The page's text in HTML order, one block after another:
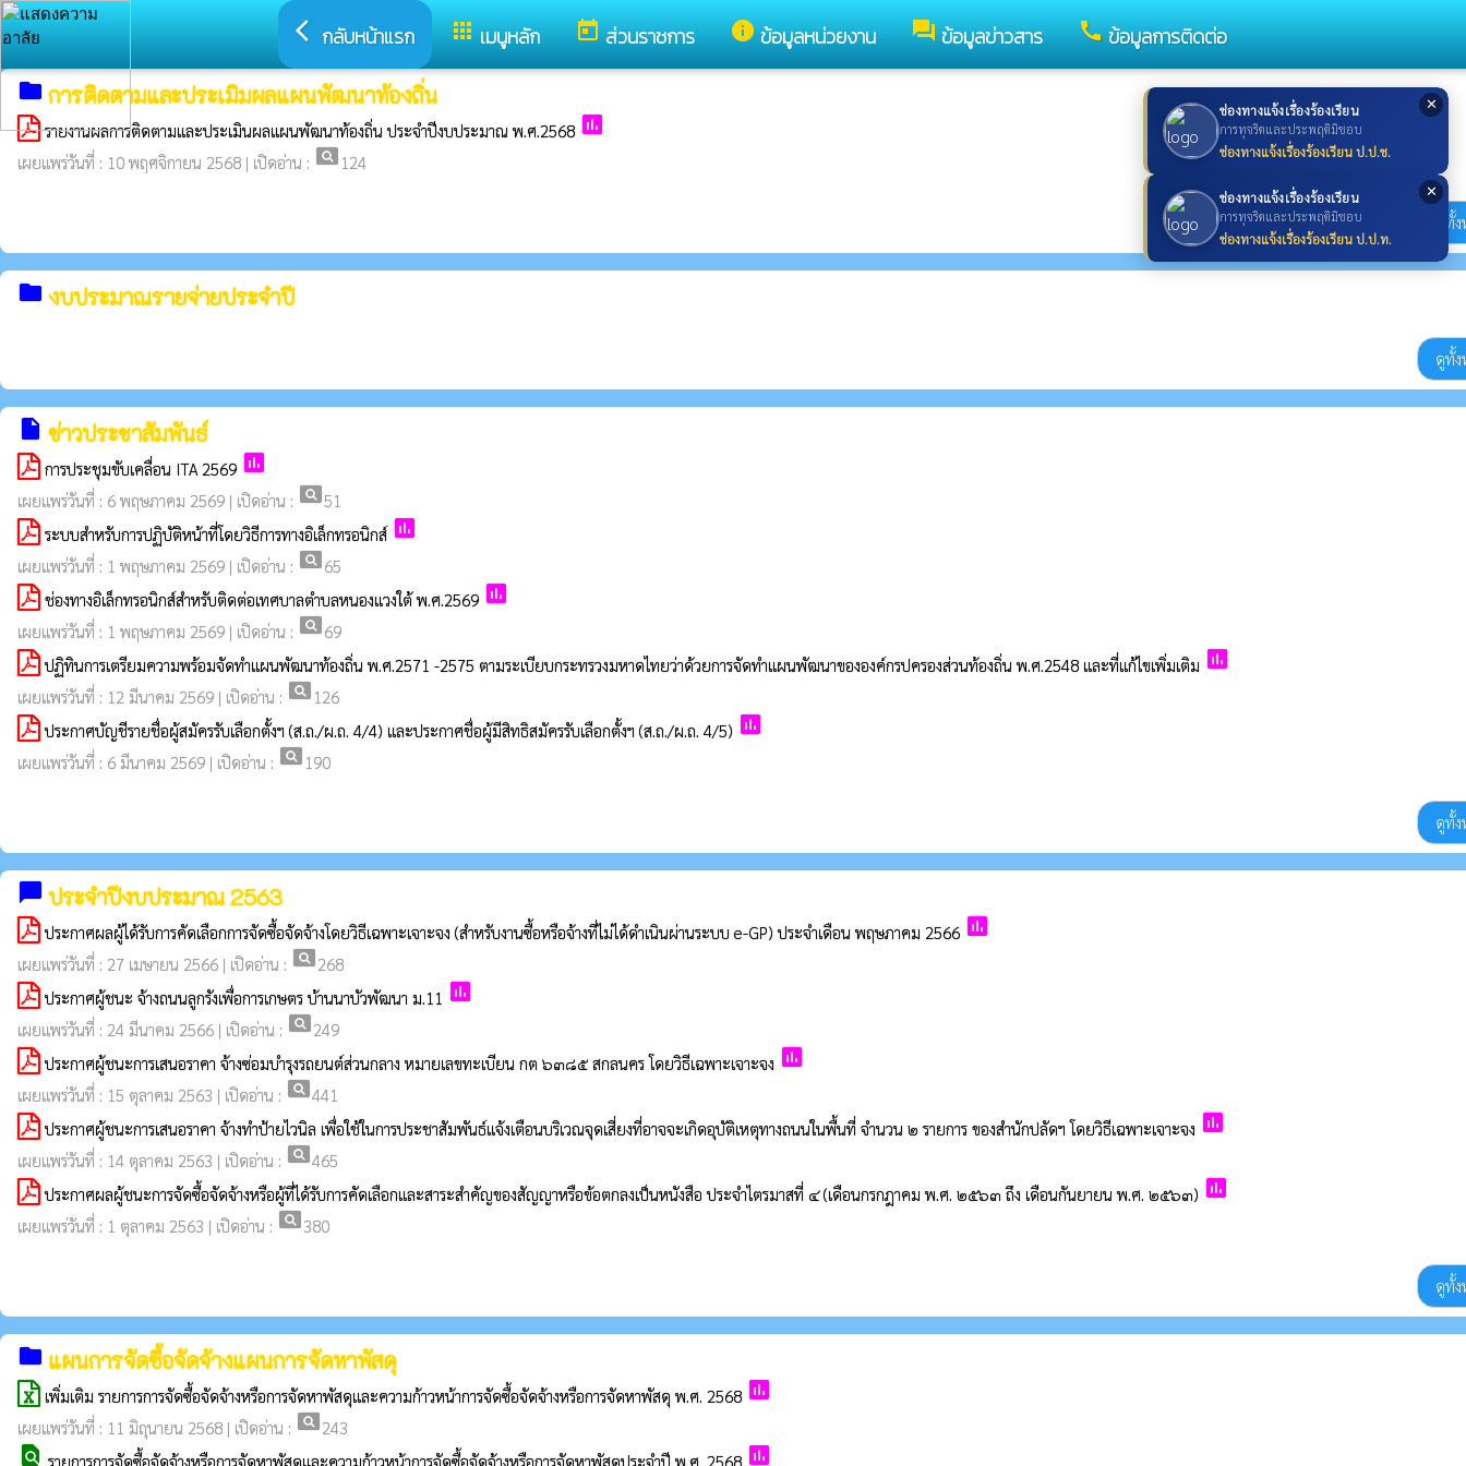
✕
ช่องทางแจ้งเรื่องร้องเรียน
การทุจริตและประพฤติมิชอบ
ช่องทางแจ้งเรื่องร้องเรียน ป.ป.ช.
✕
ช่องทางแจ้งเรื่องร้องเรียน
การทุจริตและประพฤติมิชอบ
ช่องทางแจ้งเรื่องร้องเรียน ป.ป.ท.
arrow_back_ios กลับหน้าแรก apps เมนูหลัก today ส่วนราชการ info ข้อมูลหน่วยงาน forum ข้อมูลข่าวสาร callข้อมูลการติดต่อ
folder การติดตามและประเมิมผลแผนพัฒนาท้องถิ่น
รายงานผลการติดตามและประเมินผลแผนพัฒนาท้องถิ่น ประจำปีงบประมาณ พ.ศ.2568 poll
เผยแพร่วันที่ : 10 พฤศจิกายน 2568 | เปิดอ่าน : pageview 124
ดูทั้
folder งบประมาณรายจ่ายประจำปี
ดูทั้
insert_drive_file ข่าวประชาสัมพันธ์
การประชุมขับเคลื่อน ITA 2569 poll
เผยแพร่วันที่ : 6 พฤษภาคม 2569 | เปิดอ่าน : pageview51
ระบบสำหรับการปฏิบัติหน้าที่โดยวิธีการทางอิเล็กทรอนิกส์ poll
เผยแพร่วันที่ : 1 พฤษภาคม 2569 | เปิดอ่าน : pageview65
ช่องทางอิเล็กทรอนิกส์สำหรับติดต่อเทศบาลตำบลหนองแวงใต้ พ.ศ.2569 poll
เผยแพร่วันที่ : 1 พฤษภาคม 2569 | เปิดอ่าน : pageview69
ปฏิทินการเตรียมความพร้อมจัดทำแผนพัฒนาท้องถิ่น พ.ศ.2571 -2575 ตามระเบียบกระทรวงมหาดไทยว่าด้วยการจัดทำแผนพัฒนาขององค์กรปครองส่วนท้องถิ่น พ.ศ.2548 และที่แก้ไขเพิ่มเติม poll
เผยแพร่วันที่ : 12 มีนาคม 2569 | เปิดอ่าน : pageview 126
ประกาศบัญชีรายชื่อผู้สมัครรับเลือกตั้งฯ (ส.ถ./ผ.ถ. 4/4) และประกาศชื่อผู้มีสิทธิสมัครรับเลือกตั้งฯ (ส.ถ./ผ.ถ. 4/5) poll
เผยแพร่วันที่ : 6 มีนาคม 2569 | เปิดอ่าน : pageview 190
ดูทั้
chat_bubble ประจำปีงบประมาณ 2563
ประกาศผลผู้ได้รับการคัดเลือกการจัดซื้อจัดจ้างโดยวิธีเฉพาะเจาะจง (สำหรับงานซื้อหรือจ้างที่ไม่ได้ดำเนินผ่านระบบ e-GP) ประจำเดือน พฤษภาคม 2566 poll
เผยแพร่วันที่ : 27 เมษายน 2566 | เปิดอ่าน : pageview268
ประกาศผู้ชนะ จ้างถนนลูกรังเพื่อการเกษตร บ้านนาบัวพัฒนา ม.11 poll
เผยแพร่วันที่ : 24 มีนาคม 2566 | เปิดอ่าน : pageview249
ประกาศผู้ชนะการเสนอราคา จ้างซ่อมบำรุงรถยนต์ส่วนกลาง หมายเลขทะเบียน กต ๖๓๘๕ สกลนคร โดยวิธีเฉพาะเจาะจง poll
เผยแพร่วันที่ : 15 ตุลาคม 2563 | เปิดอ่าน : pageview441
ประกาศผู้ชนะการเสนอราคา จ้างทำป้ายไวนิล เพื่อใช้ในการประชาสัมพันธ์แจ้งเตือนบริเวณจุดเสี่ยงที่อาจจะเกิดอุบัติเหตุทางถนนในพื้นที่ จำนวน ๒ รายการ ของสำนักปลัดฯ โดยวิธีเฉพาะเจาะจง poll
เผยแพร่วันที่ : 14 ตุลาคม 2563 | เปิดอ่าน : pageview465
ประกาศผลผู้ชนะการจัดซื้อจัดจ้างหรือผู้ที่ได้รับการคัดเลือกและสาระสำคัญของสัญญาหรือข้อตกลงเป็นหนังสือ ประจำไตรมาสที่ ๔ (เดือนกรกฎาคม พ.ศ. ๒๕๖๓ ถึง เดือนกันยายน พ.ศ. ๒๕๖๓) poll
เผยแพร่วันที่ : 1 ตุลาคม 2563 | เปิดอ่าน : pageview380
ดูทั้
folder แผนการจัดซื้อจัดจ้างแผนการจัดหาพัสดุ
เพิ่มเติม รายการการจัดซื้อจัดจ้างหรือการจัดหาพัสดุและความก้าวหน้าการจัดซื้อจัดจ้างหรือการจัดหาพัสดุ พ.ศ. 2568 poll
เผยแพร่วันที่ : 11 มิถุนายน 2568 | เปิดอ่าน : pageview243
find_in_page รายการการจัดซื้อจัดจ้างหรือการจัดหาพัสดุและความก้าวหน้าการจัดซื้อจัดจ้างหรือการจัดหาพัสดุประจำปี พ.ศ. 2568 poll